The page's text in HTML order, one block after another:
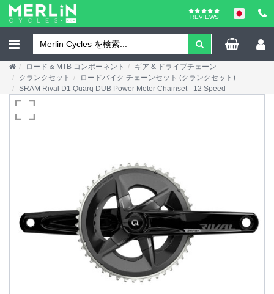
REVIEWS
ロード & MTB コンポーネント
ギア & ドライブチェーン
クランクセット
ロードバイク チェーンセット (クランクセット)
SRAM Rival D1 Quarq DUB Power Meter Chainset - 12 Speed